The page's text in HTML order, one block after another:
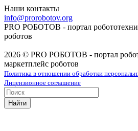
Наши контакты
info@prorobotov.org
PRO РОБОТОВ - портал
роботов
2026 © PRO РОБОТОВ - портал
маркетплейс роботов
Политика в отношении обработки
Лицензионное соглашение
Найти